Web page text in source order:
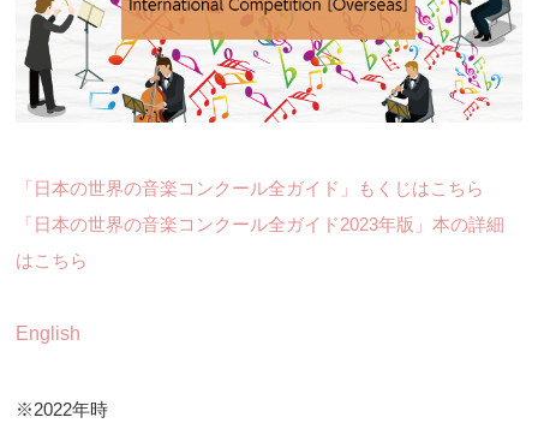
「日本の世界の音楽コンクール全ガイド」もくじはこちら
「日本の世界の音楽コンクール全ガイド2023年版」本の詳細
はこちら
English
※2022年時